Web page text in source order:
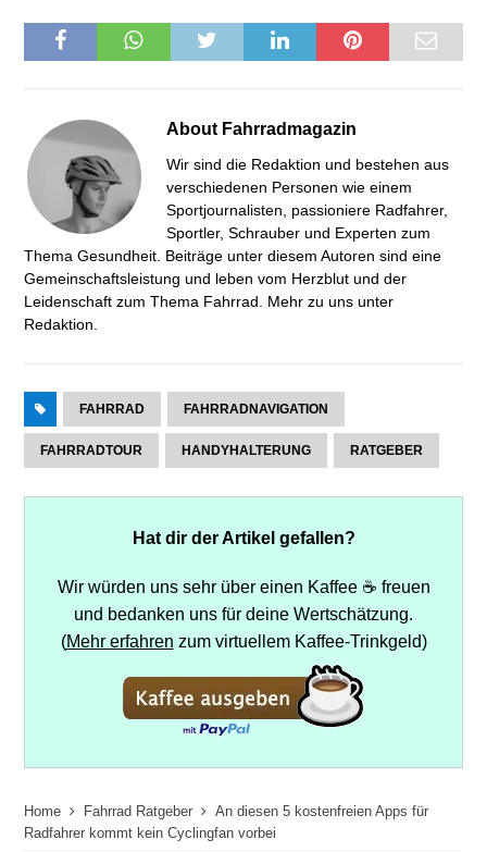
About Fahrradmagazin
Wir sind die Redaktion und bestehen aus
verschiedenen Personen wie einem
Sportjournalisten, passioniere Radfahrer,
Sportler, Schrauber und Experten zum
Thema Gesundheit. Beiträge unter diesem Autoren sind eine
Gemeinschaftsleistung und leben vom Herzblut und der
Leidenschaft zum Thema Fahrrad. Mehr zu uns unter
Redaktion.
FAHRRAD FAHRRADNAVIGATION
FAHRRADTOUR HANDYHALTERUNG RATGEBER
Hat dir der Artikel gefallen?
Wir würden uns sehr über einen Kaffee ☕ freuen
und bedanken uns für deine Wertschätzung.
(Mehr erfahren zum virtuellem Kaffee-Trinkgeld)
Home Fahrrad Ratgeber
An diesen 5 kostenfreien Apps für
Radfahrer kommt kein Cyclingfan vorbei